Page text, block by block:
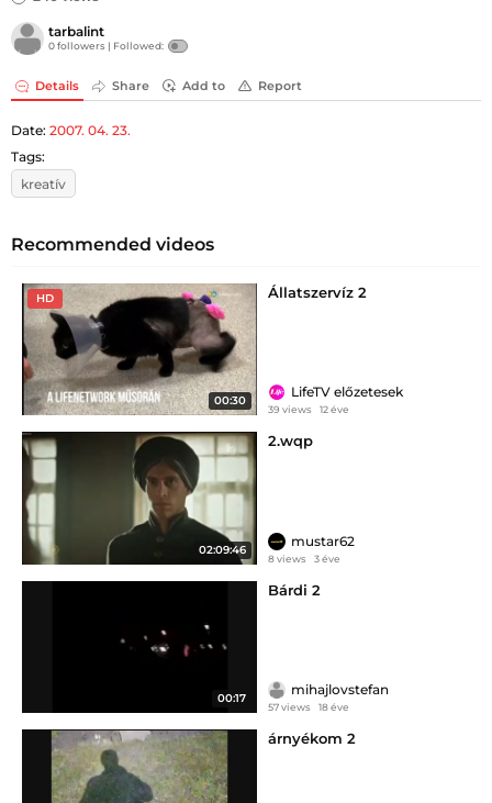
tarbalint
0 followers | Followed:
Details Share Add to Report
Date: 2007. 04. 23.
Tags:
kreatív
Recommended videos
HD
00:30
Állatszervíz 2
LifeTV előzetesek
39 views 12 éve
02:09:46
2.wqp
mustar62
8 views 3 éve
00:17
Bárdi 2
mihajlovstefan
57 views 18 éve
árnyékom 2